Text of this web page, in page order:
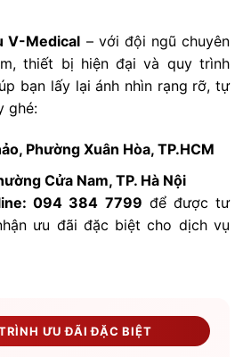
V-Medical – với đội ngũ chuyên
thiết bị hiện đại và quy trình
bạn lấy lại ánh nhìn rạng rỡ, tự
ghé:
Phường Xuân Hòa, TP.HCM
Cửa Nam, TP. Hà Nội
094 384 7799 để được tư
ưu đãi đặc biệt cho dịch vụ
ƯU ĐÃI ĐẶC BIỆT